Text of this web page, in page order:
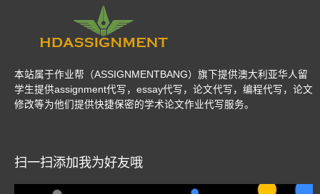
本站属于作业帮（ASSIGNMENTBANG）旗下提供澳大利亚华人留
学生提供assignment代写，essay代写，论文代写，编程代写，论文
修改等为他们提供快捷保密的学术论文作业代写服务。
扫一扫添加我为好友哦